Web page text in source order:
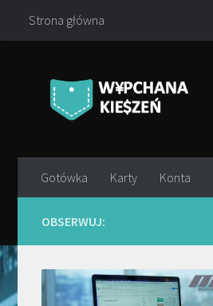
Przejdź do treści
Strona główna
Gotówka Karty Konta
OBSERWUJ: